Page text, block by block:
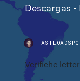
Descargas -
Verifiche